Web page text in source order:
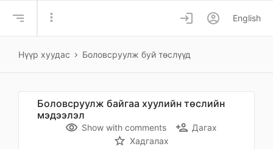
more_vert login account_circle English
Нүүр хуудас Боловсруулж буй төслүүд
Боловсруулж байгаа хуулийн төслийн
мэдээлэл
remove_red_eye Show with comments person_add Дагах
star_border Хадгалах